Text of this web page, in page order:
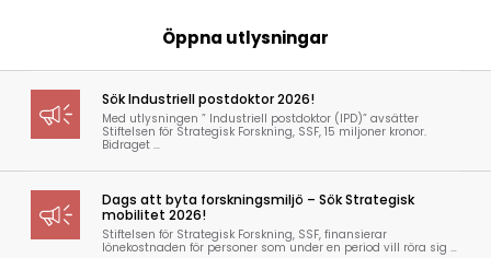
Öppna utlysningar
Sök Industriell postdoktor 2026!
Med utlysningen ” Industriell postdoktor (IPD)” avsätter
Stiftelsen för Strategisk Forskning, SSF, 15 miljoner kronor.
Bidraget …
Dags att byta forskningsmiljö – Sök Strategisk
mobilitet 2026!
Stiftelsen för Strategisk Forskning, SSF, finansierar
lönekostnaden för personer som under en period vill röra sig …